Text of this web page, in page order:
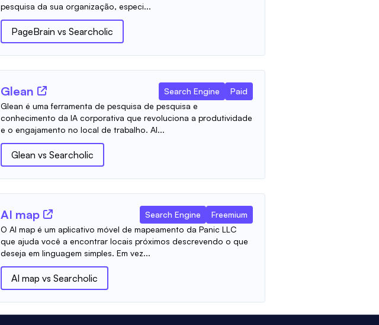
pesquisa da sua organização, especi...
PageBrain vs Searcholic
Glean Search Engine
Paid
Glean é uma ferramenta de pesquisa de pesquisa e
conhecimento da IA ​​corporativa que revoluciona a produtividade
e o engajamento no local de trabalho. Al...
Glean vs Searcholic
AI map Search Engine
Freemium
O AI map é um aplicativo móvel de mapeamento da Panic LLC
que ajuda você a encontrar locais próximos descrevendo o que
deseja em linguagem simples. Em vez...
AI map vs Searcholic